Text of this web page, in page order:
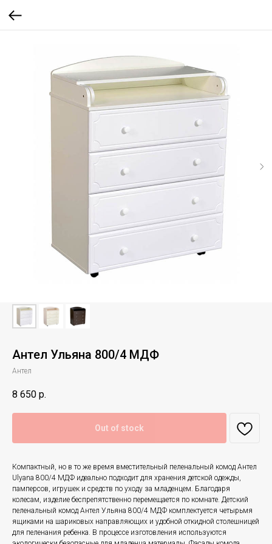
Антел Ульяна 800/4 МДФ
Антел
8 650 р.
Out of stock
Компактный, но в то же время вместительный пеленальный комод Антел
Ulyana 800/4 МДФ идеально подходит для хранения детской одежды,
памперсов, игрушек и средств по уходу за младенцем. Благодаря
колесам, изделие беспрепятственно перемещается по комнате. Детский
пеленальный комод Антел Ульяна 800/4 МДФ комплектуется четырьмя
ящиками на шариковых направляющих и удобной откидной столешницей
для пеленания ребенка. В процессе изготовления используются